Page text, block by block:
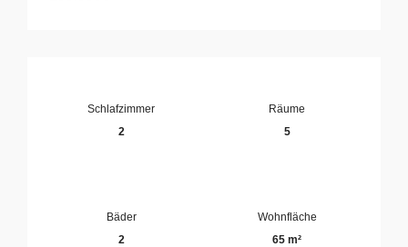
Schlafzimmer
2
Räume
5
Bäder
2
Wohnfläche
65 m²